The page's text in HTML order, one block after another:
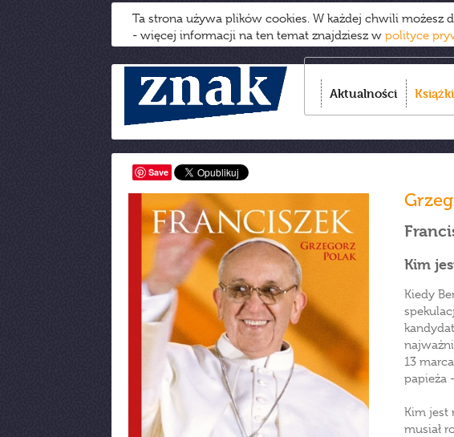
Ta strona używa plików cookies. W każdej chwili
- więcej informacji na ten temat znajdziesz w polityce
Aktualności Książki
Save
Kim
Kiedy
13
papieża
Kim jest
musiał